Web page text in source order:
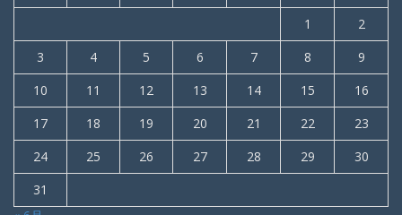
1
2
3
4 5 6 7 8
9
10
11 12 13 14 15
16
17
18 19 20 21 22
23
24
25 26 27 28 29
30
31